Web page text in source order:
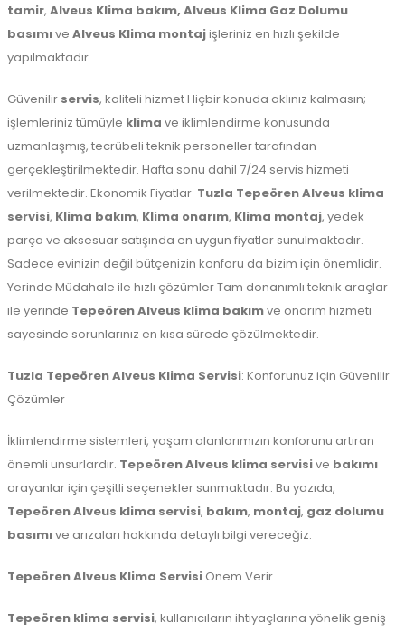
tamir, Alveus Klima bakım, Alveus Klima Gaz Dolumu
basımıve Alveus Klima montajişleriniz en hızlı şekilde
yapılmaktadır.
Güvenilir servis, kaliteli hizmet Hiçbir konuda aklınız kalmasın;
işlemleriniz tümüyle klima ve iklimlendirme konusunda
uzmanlaşmış, tecrübeli teknik personeller tarafından
gerçekleştirilmektedir. Hafta sonu dahil 7/24 servis hizmeti
verilmektedir. Ekonomik Fiyatlar Tuzla Tepeören Alveus klima
servisi, Klima bakım, Klima onarım, Klima montaj, yedek
parça ve aksesuar satışında en uygun fiyatlar sunulmaktadır.
Sadece evinizin değil bütçenizin konforu da bizim için önemlidir.
Yerinde Müdahale ile hızlı çözümler Tam donanımlı teknik araçlar
ile yerinde Tepeören Alveus klima bakımve onarım hizmeti
sayesinde sorunlarınız en kısa sürede çözülmektedir.
Tuzla Tepeören Alveus Klima Servisi: Konforunuz için Güvenilir
Çözümler
İklimlendirme sistemleri, yaşam alanlarımızın konforunu artıran
önemli unsurlardır. Tepeören Alveus klima servisive bakımı
arayanlar için çeşitli seçenekler sunmaktadır. Bu yazıda,
Tepeören Alveus klima servisi, bakım, montaj, gaz dolumu
basımıve arızaları hakkında detaylı bilgi vereceğiz.
Tepeören Alveus Klima Servisi Önem Verir
Tepeören klima servisi, kullanıcıların ihtiyaçlarına yönelik geniş